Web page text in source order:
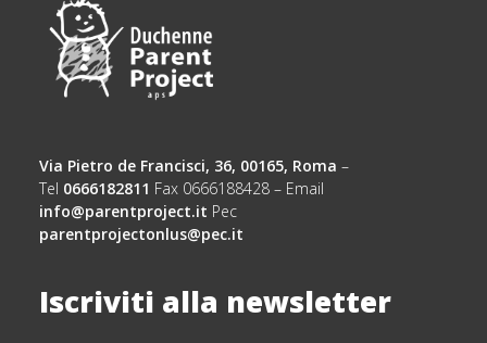
Via Pietro de Francisci, 36, 00165, Roma –
Tel 0666182811 Fax 0666188428 – Email
info@parentproject.it Pec
parentprojectonlus@pec.it
Iscriviti alla newsletter